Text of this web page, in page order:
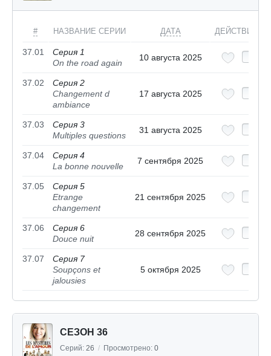
# НАЗВАНИЕ СЕРИИ ДАТА ДЕЙСТВИЯ
37.01
Серия 1
On the road again
10 августа 2025
37.02
Серия 2
Changement d
ambiance
17 августа 2025
37.03
Серия 3
Multiples questions
31 августа 2025
37.04
Серия 4
La bonne nouvelle
7 сентября 2025
37.05
Серия 5
Etrange
changement
21 сентября 2025
37.06
Серия 6
Douce nuit
28 сентября 2025
37.07
Серия 7
Soupçons et
jalousies
5 октября 2025
СЕЗОН 36
Серий: 26 / Просмотрено: 0